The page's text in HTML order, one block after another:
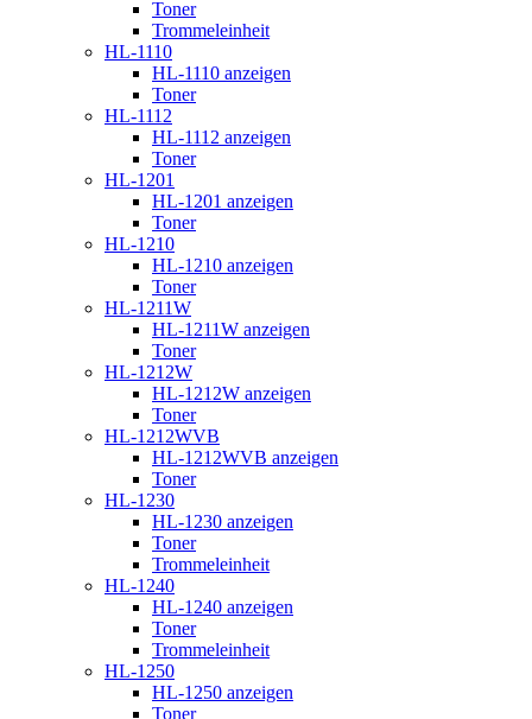
Toner
Trommeleinheit
HL-1110
HL-1110 anzeigen
Toner
HL-1112
HL-1112 anzeigen
Toner
HL-1201
HL-1201 anzeigen
Toner
HL-1210
HL-1210 anzeigen
Toner
HL-1211W
HL-1211W anzeigen
Toner
HL-1212W
HL-1212W anzeigen
Toner
HL-1212WVB
HL-1212WVB anzeigen
Toner
HL-1230
HL-1230 anzeigen
Toner
Trommeleinheit
HL-1240
HL-1240 anzeigen
Toner
Trommeleinheit
HL-1250
HL-1250 anzeigen
Toner